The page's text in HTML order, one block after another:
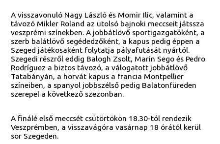
A visszavonuló Nagy László és Momir Ilic, valamint a
távozó Mikler Roland az utolsó bajnoki meccseit játssza
veszprémi színekben. A jobbátlövő sportigazgatóként, a
szerb balátlövő segédedzőként, a kapus pedig éppen a
Szeged játékosaként folytatja pályafutását nyártól.
Szegedi részről eddig Balogh Zsolt, Marin Sego és Pedro
Rodríguez a biztos távozó, a válogatott jobbátlövő
Tatabányán, a horvát kapus a francia Montpellier
színeiben, a spanyol jobbszélső pedig Balatonfüreden
szerepel a következő szezonban.
A finálé első meccsét csütörtökön 18.30-tól rendezik
Veszprémben, a visszavágóra vasárnap 18 órától kerül
sor Szegeden.